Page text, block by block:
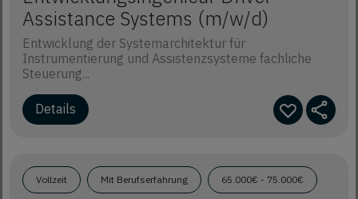
Assistance Systems (m/w/d)
Entwicklung der Systemarchitektur für
Instrumentierung und Assistenzsysteme fachliche
Steuerung...
Details
Vollzeit Mit Berufserfahrung 65.000€ - 75.000€